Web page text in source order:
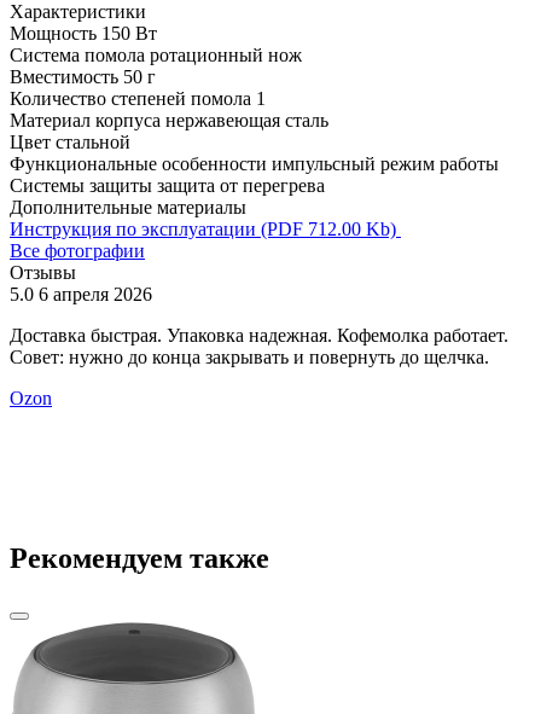
Характеристики
Мощность 150 Вт
Система помола ротационный нож
Вместимость 50 г
Количество степеней помола 1
Материал корпуса нержавеющая сталь
Цвет стальной
Функциональные особенности импульсный режим работы
Системы защиты защита от перегрева
Дополнительные материалы
Инструкция по эксплуатации (PDF 712.00 Kb)
Все фотографии
Отзывы
5.0 6 апреля 2026
Доставка быстрая. Упаковка надежная. Кофемолка работает.
Совет: нужно до конца закрывать и повернуть до щелчка.
Ozon
Рекомендуем также